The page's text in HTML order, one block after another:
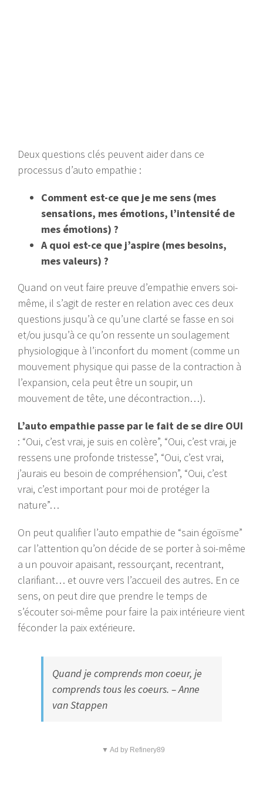
Deux questions clés peuvent aider dans ce
processus d’auto empathie :
Comment est-ce que je me sens (mes
sensations, mes émotions, l’intensité de
mes émotions) ?
A quoi est-ce que j’aspire (mes besoins,
mes valeurs) ?
Quand on veut faire preuve d’empathie envers soi-
même, il s’agit de rester en relation avec ces deux
questions jusqu’à ce qu’une clarté se fasse en soi
et/ou jusqu’à ce qu’on ressente un soulagement
physiologique à l’inconfort du moment (comme un
mouvement physique qui passe de la contraction à
l’expansion, cela peut être un soupir, un
mouvement de tête, une décontraction…).
L’auto empathie passe par le fait de se dire OUI
: “Oui, c’est vrai, je suis en colère”, “Oui, c’est vrai, je
ressens une profonde tristesse”, “Oui, c’est vrai,
j’aurais eu besoin de compréhension”, “Oui, c’est
vrai, c’est important pour moi de protéger la
nature”…
On peut qualifier l’auto empathie de “sain égoïsme”
car l’attention qu’on décide de se porter à soi-même
a un pouvoir apaisant, ressourçant, recentrant,
clarifiant… et ouvre vers l’accueil des autres. En ce
sens, on peut dire que prendre le temps de
s’écouter soi-même pour faire la paix intérieure vient
féconder la paix extérieure.
Quand je comprends mon coeur, je
comprends tous les coeurs. – Anne
van Stappen
▼ Ad by Refinery89